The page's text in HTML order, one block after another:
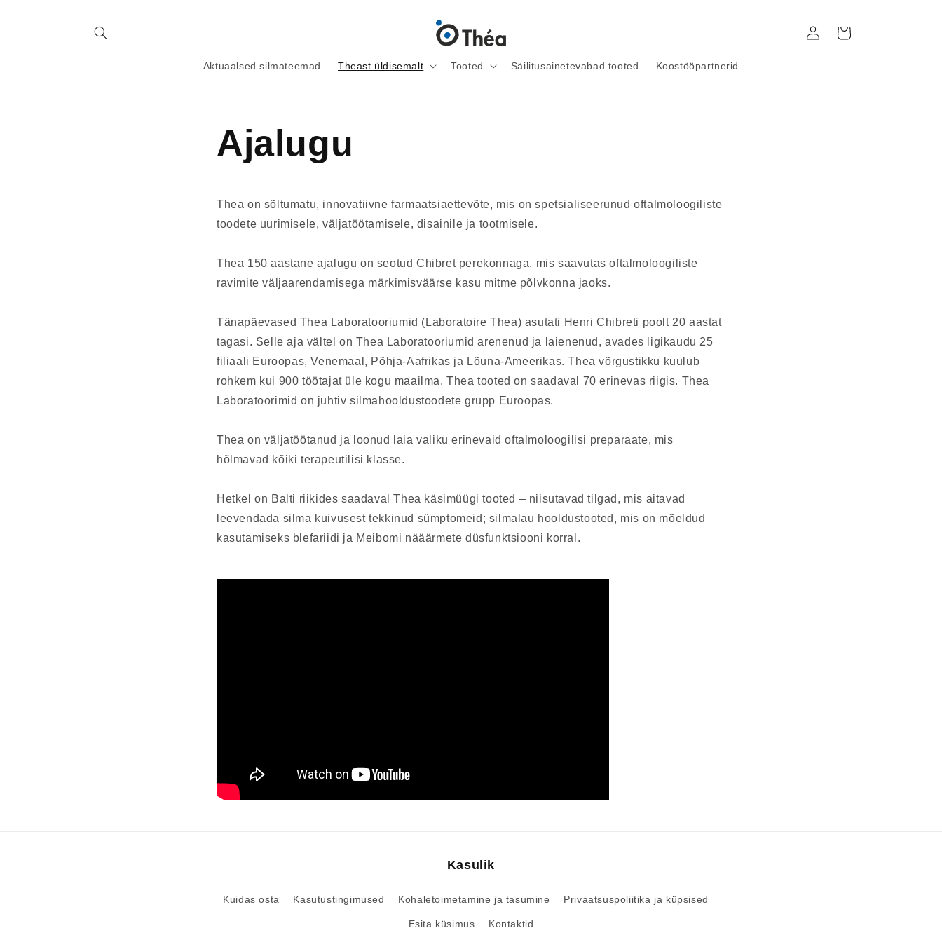
Aktuaalsed silmateemad Theast üldisemalt Tooted Säilitusainetevabad tooted Koostööpartnerid
SisenedaOstukorv
Ajalugu
Thea on sõltumatu, innovatiivne farmaatsiaettevõte, mis on spetsialiseerunud oftalmoloogiliste
toodete uurimisele, väljatöötamisele, disainile ja tootmisele.
Thea 150 aastane ajalugu on seotud Chibret perekonnaga, mis saavutas oftalmoloogiliste
ravimite väljaarendamisega märkimisväärse kasu mitme põlvkonna jaoks.
Tänapäevased Thea Laboratooriumid (Laboratoire Thea) asutati Henri Chibreti poolt 20 aastat
tagasi. Selle aja vältel on Thea Laboratooriumid arenenud ja laienenud, avades ligikaudu 25
filiaali Euroopas, Venemaal, Põhja-Aafrikas ja Lõuna-Ameerikas. Thea võrgustikku kuulub
rohkem kui 900 töötajat üle kogu maailma. Thea tooted on saadaval 70 erinevas riigis. Thea
Laboratoorimid on juhtiv silmahooldustoodete grupp Euroopas.
Thea on väljatöötanud ja loonud laia valiku erinevaid oftalmoloogilisi preparaate, mis
hõlmavad kõiki terapeutilisi klasse.
Hetkel on Balti riikides saadaval Thea käsimüügi tooted – niisutavad tilgad, mis aitavad
leevendada silma kuivusest tekkinud sümptomeid; silmalau hooldustooted, mis on mõeldud
kasutamiseks blefariidi ja Meibomi nääärmete düsfunktsiooni korral.
Kasulik
Kuidas osta Kasutustingimused Kohaletoimetamine ja tasumine Privaatsuspoliitika ja küpsised
Esita küsimus Kontaktid